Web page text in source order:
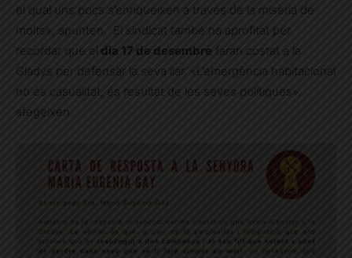
el qual uns pocs s’enriqueixen a través de la misèria de
molts», apunten. El sindicat també ha aprofitat per
recordar que el dia 17 de desembre faran costat a la
Gladys per defensar la seva llar. «L’emergència habitacional
no és casualitat, és resultat de les seves polítiques»,
afegeixen.